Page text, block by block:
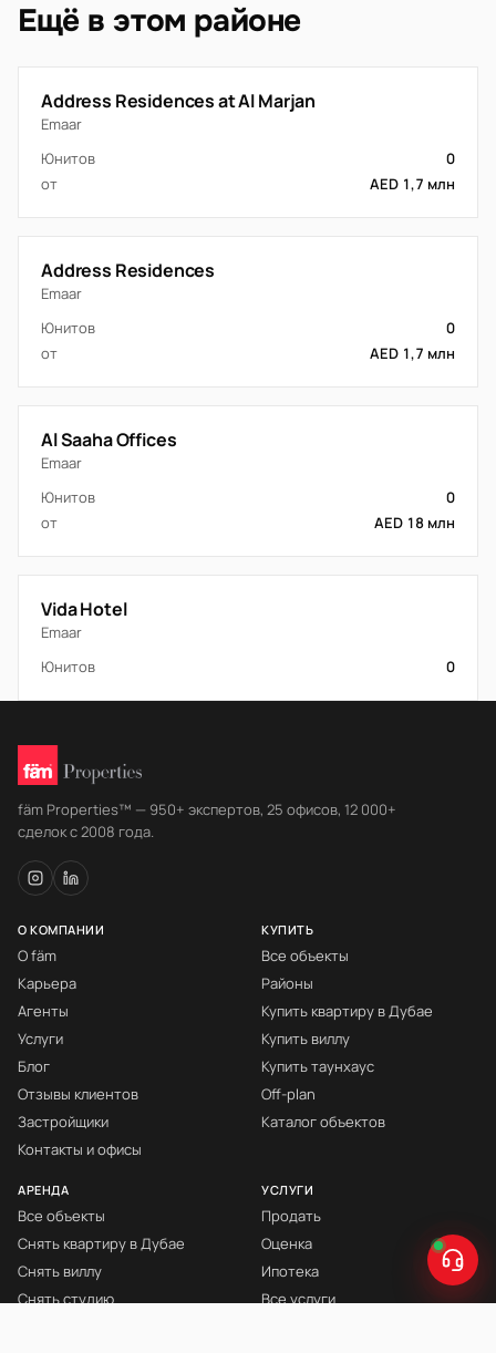
Ещё в этом районе
Address Residences at Al Marjan
Emaar
Юнитов
0
от
AED 1,7 млн
Address Residences
Emaar
Юнитов
0
от
AED 1,7 млн
Al Saaha Offices
Emaar
Юнитов
0
от
AED 18 млн
Vida Hotel
Emaar
Юнитов
0
fäm Properties™ — 950+ экспертов, 25 офисов, 12 000+
сделок с 2008 года.
О КОМПАНИИ
О fäm
Карьера
Агенты
Услуги
Блог
Отзывы клиентов
Застройщики
Контакты и офисы
КУПИТЬ
Все объекты
Районы
Купить квартиру в Дубае
Купить виллу
Купить таунхаус
Off-plan
Каталог объектов
АРЕНДА
Все объекты
Снять квартиру в Дубае
Снять виллу
Снять студию
УСЛУГИ
Продать
Оценка
Ипотека
Все услуги